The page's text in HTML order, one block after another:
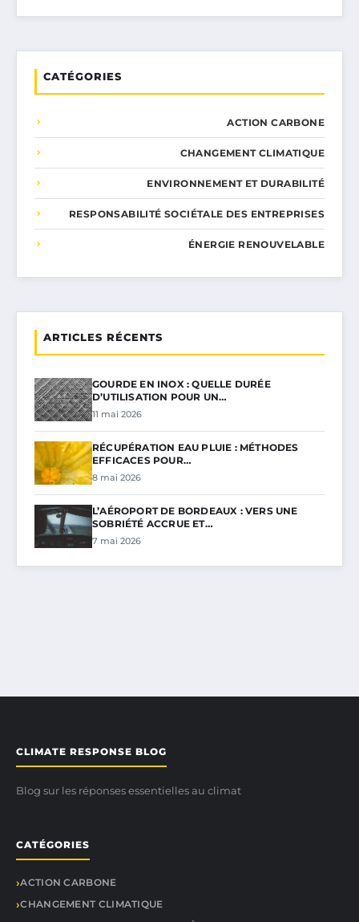
CATÉGORIES
ACTION CARBONE
CHANGEMENT CLIMATIQUE
ENVIRONNEMENT ET DURABILITÉ
RESPONSABILITÉ SOCIÉTALE DES ENTREPRISES
ÉNERGIE RENOUVELABLE
ARTICLES RÉCENTS
GOURDE EN INOX : QUELLE DURÉE
D’UTILISATION POUR UN…
11 mai 2026
RÉCUPÉRATION EAU PLUIE : MÉTHODES
EFFICACES POUR…
8 mai 2026
L’AÉROPORT DE BORDEAUX : VERS UNE
SOBRIÉTÉ ACCRUE ET…
7 mai 2026
CLIMATE RESPONSE BLOG
Blog sur les réponses essentielles au climat
CATÉGORIES
ACTION CARBONE
CHANGEMENT CLIMATIQUE